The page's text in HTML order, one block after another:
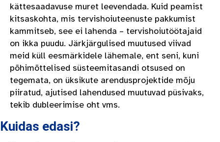
kättesaadavuse muret leevendada. Kuid peamist
kitsaskohta, mis tervishoiuteenuste pakkumist
kammitseb, see ei lahenda – tervishoiutöötajaid
on ikka puudu. Järkjärgulised muutused viivad
meid küll eesmärkidele lähemale, ent seni, kuni
põhimõttelised süsteemitasandi otsused on
tegemata, on üksikute arendusprojektide mõju
piiratud, ajutised lahendused muutuvad püsivaks,
tekib dubleerimise oht vms.
Kuidas edasi?